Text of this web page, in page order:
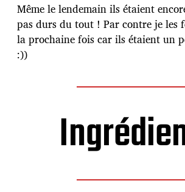
a
t
i
o
n
Même le lendemain ils étaient
pas durs du tout ! Par contre je les
la prochaine fois car ils étaient un
:))